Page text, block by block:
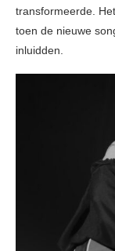
transformeerde.
toen de nieuwe
inluidden.